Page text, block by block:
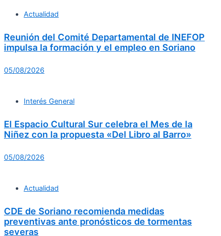
Actualidad
Reunión del Comité Departamental de INEFOP
impulsa la formación y el empleo en Soriano
05/08/2026
Interés General
El Espacio Cultural Sur celebra el Mes de la
Niñez con la propuesta «Del Libro al Barro»
05/08/2026
Actualidad
CDE de Soriano recomienda medidas
preventivas ante pronósticos de tormentas
severas